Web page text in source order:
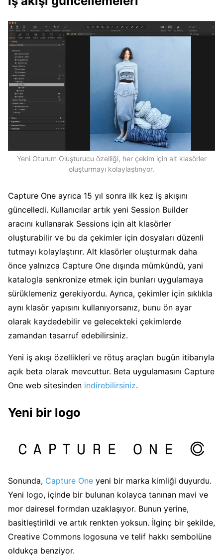
Yeni Oturum Oluşturucu özelliği, her çekim için alt klasörler
oluşturmayı kolaylaştırıyor.
Capture One ayrıca 15 yıl sonra ilk kez iş akışını
güncelledi. Kullanıcılar artık yeni Session Builder
aracını kullanarak Sessions için alt klasörler
oluşturabilir ve bu da çekimler için dosyaları düzenli
tutmayı kolaylaştırır. Alt klasörler oluşturmak daha
önce yalnızca Capture One dışında mümkündü, yani
katalogla senkronize etmek için bunları uygulamaya
sürüklemeniz gerekiyordu. Ayrıca, çekimler için sıklıkla
aynı klasör yapısını kullanıyorsanız, bunu ön ayar
olarak kaydedebilir ve gelecekteki çekimlerde
zamandan tasarruf edebilirsiniz.
Yeni iş akışı özellikleri ve rötuş araçları bugün itibarıyla
açık beta olarak mevcuttur. Beta uygulamasını Capture
One web sitesinden indirebilirsiniz.
Yeni bir logo
Sonunda, Capture One yeni bir marka kimliği duyurdu.
Yeni logo, içinde bir bulunan kolayca tanınan mavi ve
mor dairesel formdan uzaklaşıyor. Bunun yerine,
basitleştirildi ve artık renkten yoksun. İlginç bir şekilde,
Creative Commons logosuna ve telif hakkı sembolüne
oldukça benziyor.